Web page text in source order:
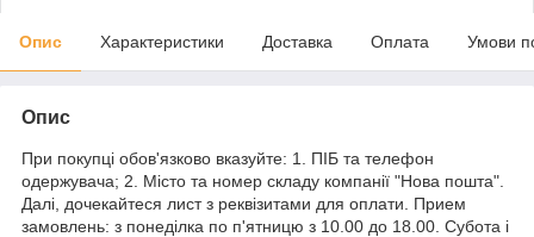
Опис Характеристики Доставка Оплата Умови
Опис
При покупці обов'язково вказуйте: 1. ПІБ та телефон
одержувача; 2. Місто та номер складу компанії "Нова пошта".
Далі, дочекайтеся лист з реквізитами для оплати. Прием
замовлень: з понеділка по п'ятницю з 10.00 до 18.00. Субота і